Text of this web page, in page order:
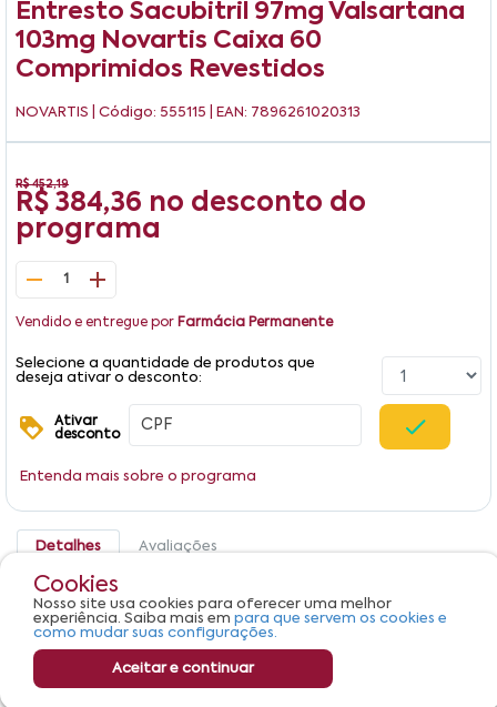
Entresto Sacubitril 97mg Valsartana
103mg Novartis Caixa 60
Comprimidos Revestidos
NOVARTIS | Código: 555115 | EAN: 7896261020313
R$ 452,19
R$ 384,36 no desconto do
programa
1
Vendido e entregue por Farmácia Permanente
Selecione a quantidade de produtos que
deseja ativar o desconto:
Ativar
desconto
Entenda mais sobre o programa
Detalhes Avaliações
Produto não apresenta descrição.
Cookies
Nosso site usa cookies para oferecer uma melhor
experiência. Saiba mais em para que servem os cookies e
como mudar suas configurações.
Aceitar e continuar